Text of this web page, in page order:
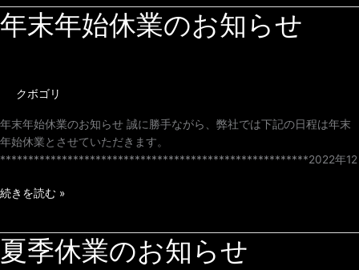
年末年始休業のお知らせ
クボゴリ
年末年始休業のお知らせ 誠に勝手ながら、弊社では下記の日程は年末
年始休業とさせていただきます。
*******************************************************2022年12
年
末
の
お
知
せ
続きを読む »
夏季休業のお知らせ
夏
季